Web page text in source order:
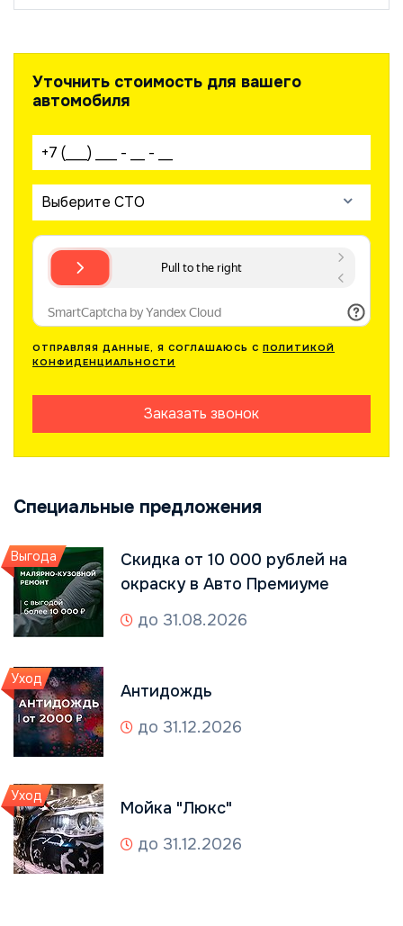
Уточнить стоимость для вашего
автомобиля
Ваш телефон:
Выберите СТО
ОТПРАВЛЯЯ ДАННЫЕ, Я СОГЛАШАЮСЬ С ПОЛИТИКОЙ
КОНФИДЕНЦИАЛЬНОСТИ
Заказать звонок
Специальные предложения
Выгода
Скидка от 10 000 рублей на
окраску в Авто Премиуме
до 31.08.2026
Уход
Антидождь
до 31.12.2026
Уход
Мойка "Люкс"
до 31.12.2026